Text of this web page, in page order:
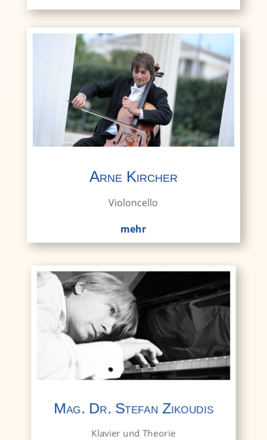
Arne Kircher
Violoncello
mehr
Mag. Dr. Stefan Zikoudis
Klavier und Theorie